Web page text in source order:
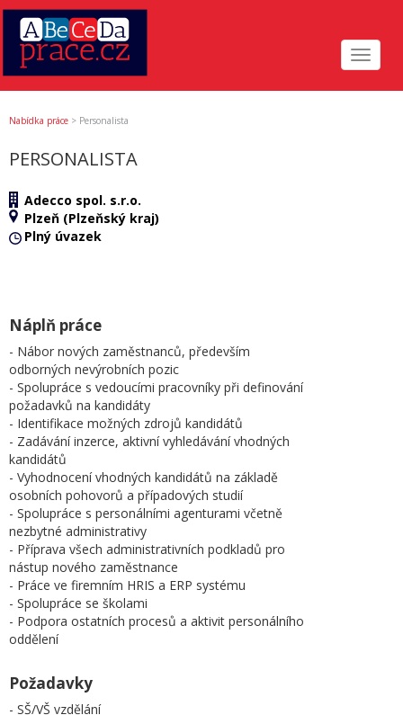
Toggle
Nabídka práce > Personalista
PERSONALISTA
Adecco spol. s.r.o.
Plzeň (Plzeňský kraj)
Plný úvazek
Náplň práce
- Nábor nových zaměstnanců, především
odborných nevýrobních pozic
- Spolupráce s vedoucími pracovníky při definování
požadavků na kandidáty
- Identifikace možných zdrojů kandidátů
- Zadávání inzerce, aktivní vyhledávání vhodných
kandidátů
- Vyhodnocení vhodných kandidátů na základě
osobních pohovorů a případových studií
- Spolupráce s personálními agenturami včetně
nezbytné administrativy
- Příprava všech administrativních podkladů pro
nástup nového zaměstnance
- Práce ve firemním HRIS a ERP systému
- Spolupráce se školami
- Podpora ostatních procesů a aktivit personálního
oddělení
Požadavky
- SŠ/VŠ vzdělání